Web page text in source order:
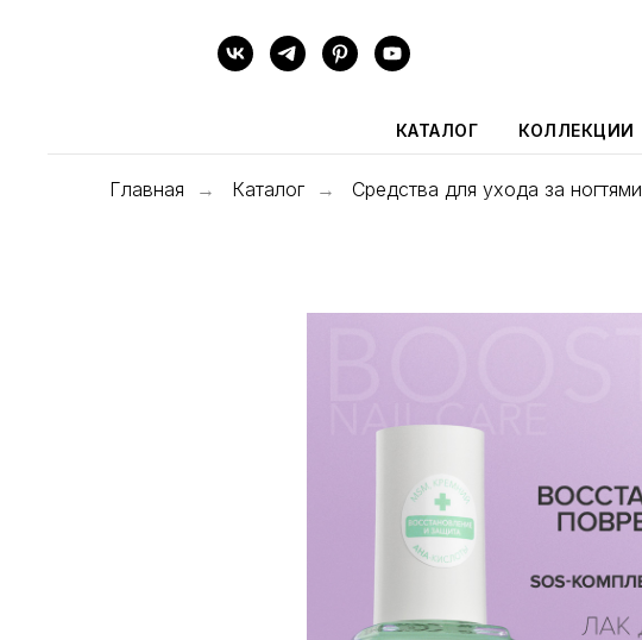
КАТАЛОГ КОЛЛЕКЦИИ
Главная → Каталог → Средства для ухода за ногтями